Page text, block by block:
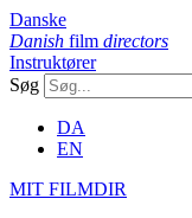
Danske
Danish film directors
Instruktører
Søg
DA
EN
MIT FILMDIR